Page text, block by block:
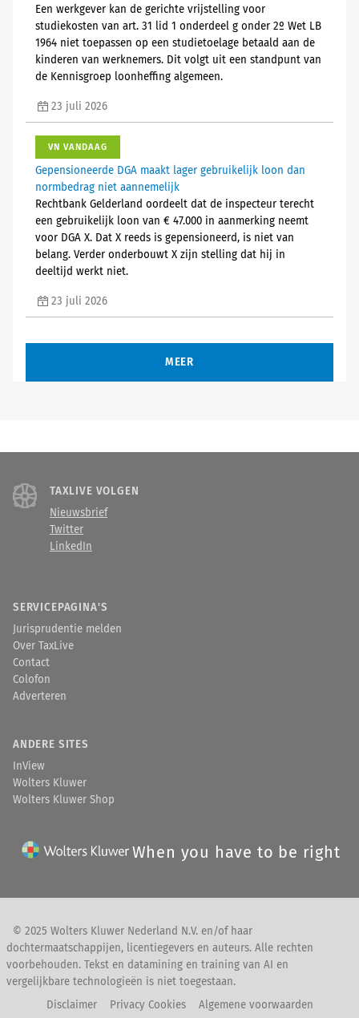
Een werkgever kan de gerichte vrijstelling voor
studiekosten van art. 31 lid 1 onderdeel g onder 2º Wet LB
1964 niet toepassen op een studietoelage betaald aan de
kinderen van werknemers. Dit volgt uit een standpunt van
de Kennisgroep loonheffing algemeen.
23 juli 2026
VN VANDAAG
Gepensioneerde DGA maakt lager gebruikelijk loon dan
normbedrag niet aannemelijk
Rechtbank Gelderland oordeelt dat de inspecteur terecht
een gebruikelijk loon van € 47.000 in aanmerking neemt
voor DGA X. Dat X reeds is gepensioneerd, is niet van
belang. Verder onderbouwt X zijn stelling dat hij in
deeltijd werkt niet.
23 juli 2026
MEER
TAXLIVE VOLGEN
Nieuwsbrief
Twitter
LinkedIn
SERVICEPAGINA'S
Jurisprudentie melden
Over TaxLive
Contact
Colofon
Adverteren
ANDERE SITES
InView
Wolters Kluwer
Wolters Kluwer Shop
When you have to be right
© 2025 Wolters Kluwer Nederland N.V. en/of haar
dochtermaatschappijen, licentiegevers en auteurs. Alle rechten
voorbehouden. Tekst en datamining en training van AI en
vergelijkbare technologieën is niet toegestaan.
Disclaimer
Privacy Cookies Algemene voorwaarden